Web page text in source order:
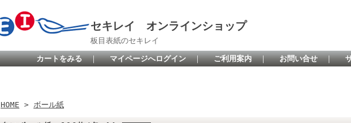
セキレイ オンラインショップ
板目表紙のセキレイ
カートをみる ｜ マイページへログイン ｜ ご利用案内 ｜ お問い合せ ｜
HOME > ボール紙